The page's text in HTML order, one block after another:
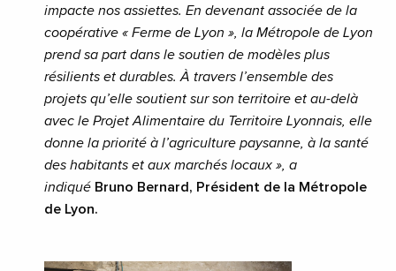
impacte nos assiettes. En devenant associée de la
coopérative « Ferme de Lyon », la Métropole de Lyon
prend sa part dans le soutien de modèles plus
résilients et durables. À travers l’ensemble des
projets qu’elle soutient sur son territoire et au-delà
avec le Projet Alimentaire du Territoire Lyonnais, elle
donne la priorité à l’agriculture paysanne, à la santé
des habitants et aux marchés locaux », a
indiqué Bruno Bernard, Président de la Métropole
de Lyon.